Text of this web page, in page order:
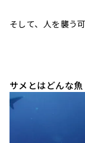
そして、人を襲う
サメとはどんな魚